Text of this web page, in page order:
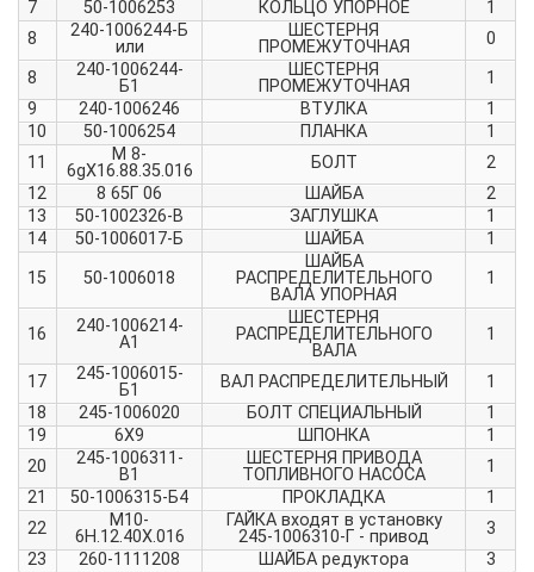
7
50-1006253 КОЛЬЦО УПОРНОЕ
1
8
240-1006244-Б
или
ШЕСТЕРНЯ
ПРОМЕЖУТОЧНАЯ
0
8
240-1006244-
Б1
ШЕСТЕРНЯ
ПРОМЕЖУТОЧНАЯ
1
9
240-1006246 ВТУЛКА
1
10
50-1006254 ПЛАНКА
1
11
М 8-
6gХ16.88.35.016
БОЛТ
2
12
8 65Г 06 ШАЙБА
2
13
50-1002326-В ЗАГЛУШКА
1
14
50-1006017-Б ШАЙБА
1
15
50-1006018
ШАЙБА
РАСПРЕДЕЛИТЕЛЬНОГО
ВАЛА УПОРНАЯ
1
16
240-1006214-
А1
ШЕСТЕРНЯ
РАСПРЕДЕЛИТЕЛЬНОГО
ВАЛА
1
17
245-1006015-
Б1
ВАЛ РАСПРЕДЕЛИТЕЛЬНЫЙ
1
18
245-1006020 БОЛТ СПЕЦИАЛЬНЫЙ
1
19
6Х9 ШПОНКА
1
20
245-1006311-
В1
ШЕСТЕРНЯ ПРИВОДА
ТОПЛИВНОГО НАСОСА
1
21
50-1006315-Б4 ПРОКЛАДКА
1
22
М10-
6Н.12.40Х.016
ГАЙКА входят в установку
245-1006310-Г - привод
3
23
260-1111208 ШАЙБА редуктора
3